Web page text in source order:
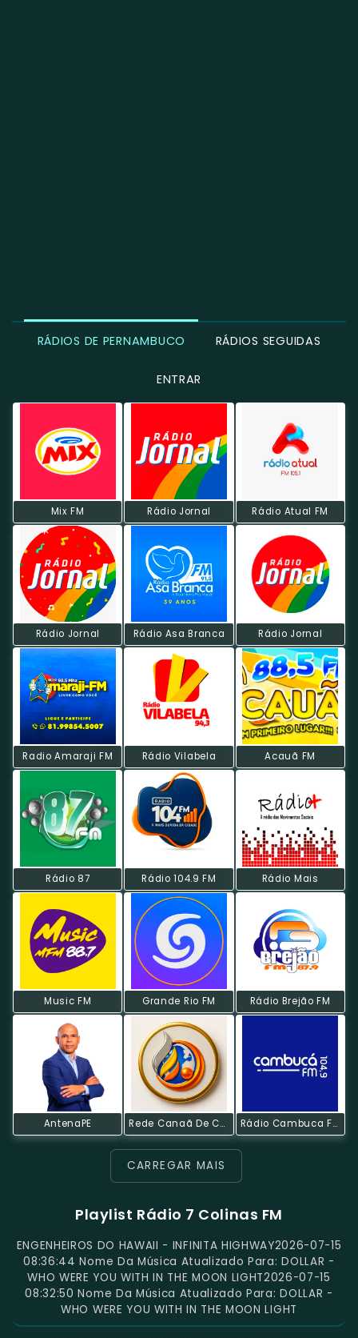
RÁDIOS DE PERNAMBUCO RÁDIOS SEGUIDAS
ENTRAR
Mix FM Rádio Jornal Rádio Atual FM
Rádio Jornal Rádio Asa Branca Rádio Jornal
Radio Amaraji FM Rádio Vilabela Acauã FM
Rádio 87 Rádio 104.9 FM Rádio Mais
Music FM Grande Rio FM Rádio Brejão FM
AntenaPE Rede Canaã De Comunicação Rádio Cambuca FM
CARREGAR MAIS
Playlist Rádio 7 Colinas FM
ENGENHEIROS DO HAWAII - INFINITA HIGHWAY2026-07-15
08:36:44 Nome Da Música Atualizado Para: DOLLAR -
WHO WERE YOU WITH IN THE MOON LIGHT2026-07-15
08:32:50 Nome Da Música Atualizado Para: DOLLAR -
WHO WERE YOU WITH IN THE MOON LIGHT